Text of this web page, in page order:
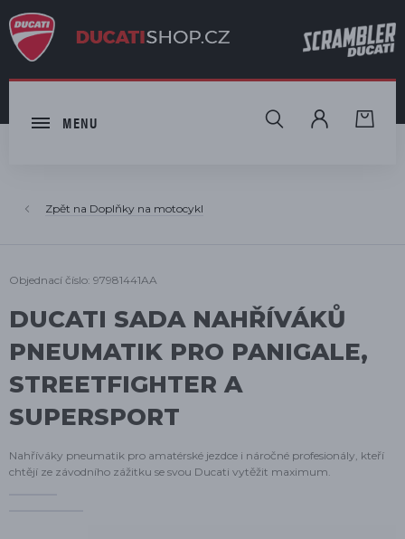
MENU HLEDAT
Doplňky na motocykl
Objednací číslo: 97981441AA
DUCATI SADA NAHŘÍVÁKŮ
PNEUMATIK PRO PANIGALE,
STREETFIGHTER A
SUPERSPORT
Nahříváky pneumatik pro amatérské jezdce i náročné profesionály, kteří
chtějí ze závodního zážitku se svou Ducati vytěžit maximum.